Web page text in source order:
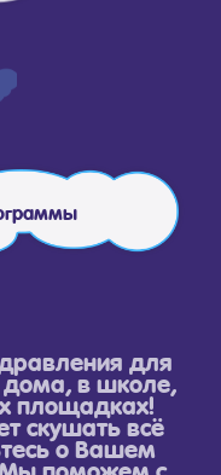
для
в школе,
площадках!
скушать всё
о Вашем